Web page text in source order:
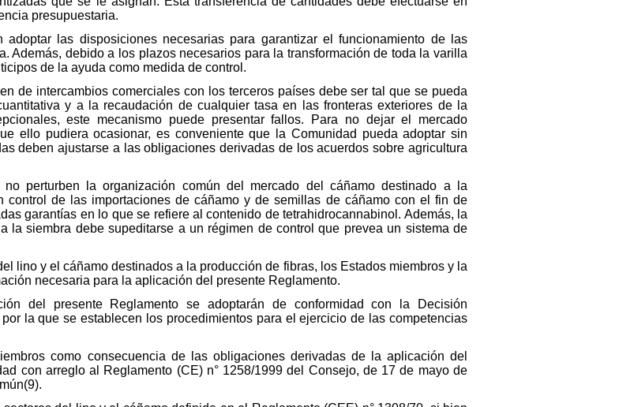
presupuestaria.
adoptar las disposiciones necesarias para garantizar el funcionamiento de las
Además, debido a los plazos necesarios para la transformación de toda la varilla
de la ayuda como medida de control.
de intercambios comerciales con los terceros países debe ser tal que se pueda
y a la recaudación de cualquier tasa en las fronteras exteriores de la
este mecanismo puede presentar fallos. Para no dejar el mercado
ello pudiera ocasionar, es conveniente que la Comunidad pueda adoptar sin
deben ajustarse a las obligaciones derivadas de los acuerdos sobre agricultura
perturben la organización común del mercado del cáñamo destinado a la
control de las importaciones de cáñamo y de semillas de cáñamo con el fin de
garantías en lo que se refiere al contenido de tetrahidrocannabinol. Además, la
la siembra debe supeditarse a un régimen de control que prevea un sistema de
lino y el cáñamo destinados a la producción de fibras, los Estados miembros y la
necesaria para la aplicación del presente Reglamento.
del presente Reglamento se adoptarán de conformidad con la Decisión
la que se establecen los procedimientos para el ejercicio de las competencias
como consecuencia de las obligaciones derivadas de la aplicación del
con arreglo al Reglamento (CE) n° 1258/1999 del Consejo, de 17 de mayo de